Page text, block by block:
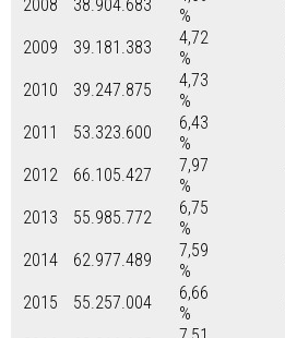
2008
38.904.683
%
2009
39.181.383
4,72
%
2010
39.247.875
4,73
%
2011
53.323.600
6,43
%
2012
66.105.427
7,97
%
2013
55.985.772
6,75
%
2014
62.977.489
7,59
%
2015
55.257.004
6,66
%